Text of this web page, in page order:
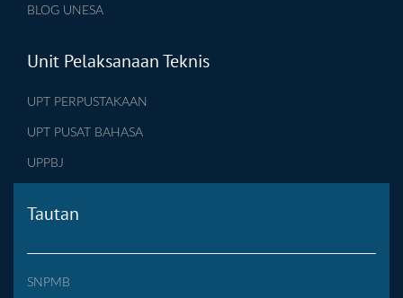
BLOG UNESA
Unit Pelaksanaan Teknis
UPT PERPUSTAKAAN
UPT PUSAT BAHASA
UPPBJ
Tautan
SNPMB